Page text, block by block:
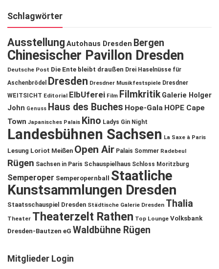
Schlagwörter
Ausstellung Autohaus Dresden Bergen
Chinesischer Pavillon Dresden
Deutsche Post Die Ente bleibt draußen Drei Haselnüsse für
Aschenbrödel
Dresden Dresdner Musikfestspiele Dresdner
WEITSICHT Editorial ElbUferei Film Filmkritik Galerie Holger
John Genuss Haus des Buches Hope-Gala HOPE Cape
Town Japanisches Palais Kino Ladys Gin Night
Landesbühnen Sachsen La Saxe à Paris
Lesung Loriot Meißen Open Air Palais Sommer Radebeul
Rügen Sachsen in Paris Schauspielhaus Schloss Moritzburg
Semperoper Semperopernball
Staatliche
Kunstsammlungen Dresden
Staatsschauspiel Dresden Städtische Galerie Dresden Thalia
Theater Theaterzelt Rathen Top Lounge Volksbank
Dresden-Bautzen eG Waldbühne Rügen
Mitglieder Login